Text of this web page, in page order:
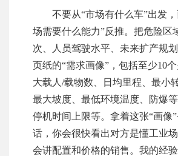
不要从“市场有什么车”出发
场需要什么能力”反推。把危险区
次、人员驾驶水平、未来扩产规
页纸的“需求画像”，包括至少10
大载人/载物数、日均里程、最小
最大坡度、最低环境温度、防爆
停机时间上限等。拿着这张“画像
话，你会很快看出对方是懂工业
会讲配置和价格的销售。我的经